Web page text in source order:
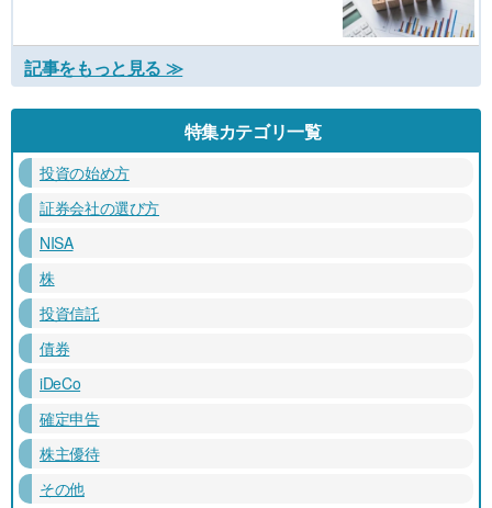
記事をもっと見る ≫
特集カテゴリ一覧
投資の始め方
証券会社の選び方
NISA
株
投資信託
債券
iDeCo
確定申告
株主優待
その他